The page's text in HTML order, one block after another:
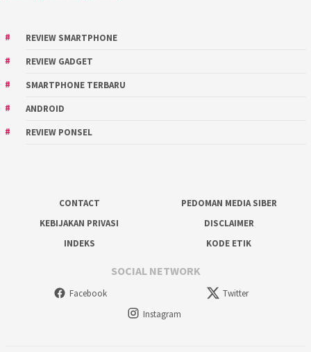
REVIEW SMARTPHONE
REVIEW GADGET
SMARTPHONE TERBARU
ANDROID
REVIEW PONSEL
CONTACT
PEDOMAN MEDIA SIBER
KEBIJAKAN PRIVASI
DISCLAIMER
INDEKS
KODE ETIK
SOCIAL NETWORK
Facebook
Twitter
Instagram